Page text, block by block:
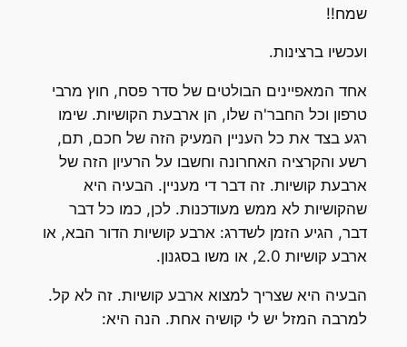
שמח!!
ועכשיו ברצינות.
אחד המאפיינים הבולטים של סדר פסח, חוץ מרבי
טרפון וכל החבר'ה שלו, הן ארבעת הקושיות. שימו
רגע בצד את כל העניין המעיק הזה של חכם, תם,
רשע והקרציה האחרונה וחשבו על הרעיון הזה של
ארבעת קושיות. זה דבר די מעניין. הבעיה היא
שהקושיות לא ממש מעודכנות. לכן, כמו כל דבר
דבר, הגיע הזמן לשדרג: ארבע קושיות הדור הבא, או
ארבע קושיות 2.0, או משו בסגנון.
הבעיה היא שצריך למצוא ארבע קושיות. זה לא קל.
למרבה המזל יש לי קושיה אחת. הנה היא: